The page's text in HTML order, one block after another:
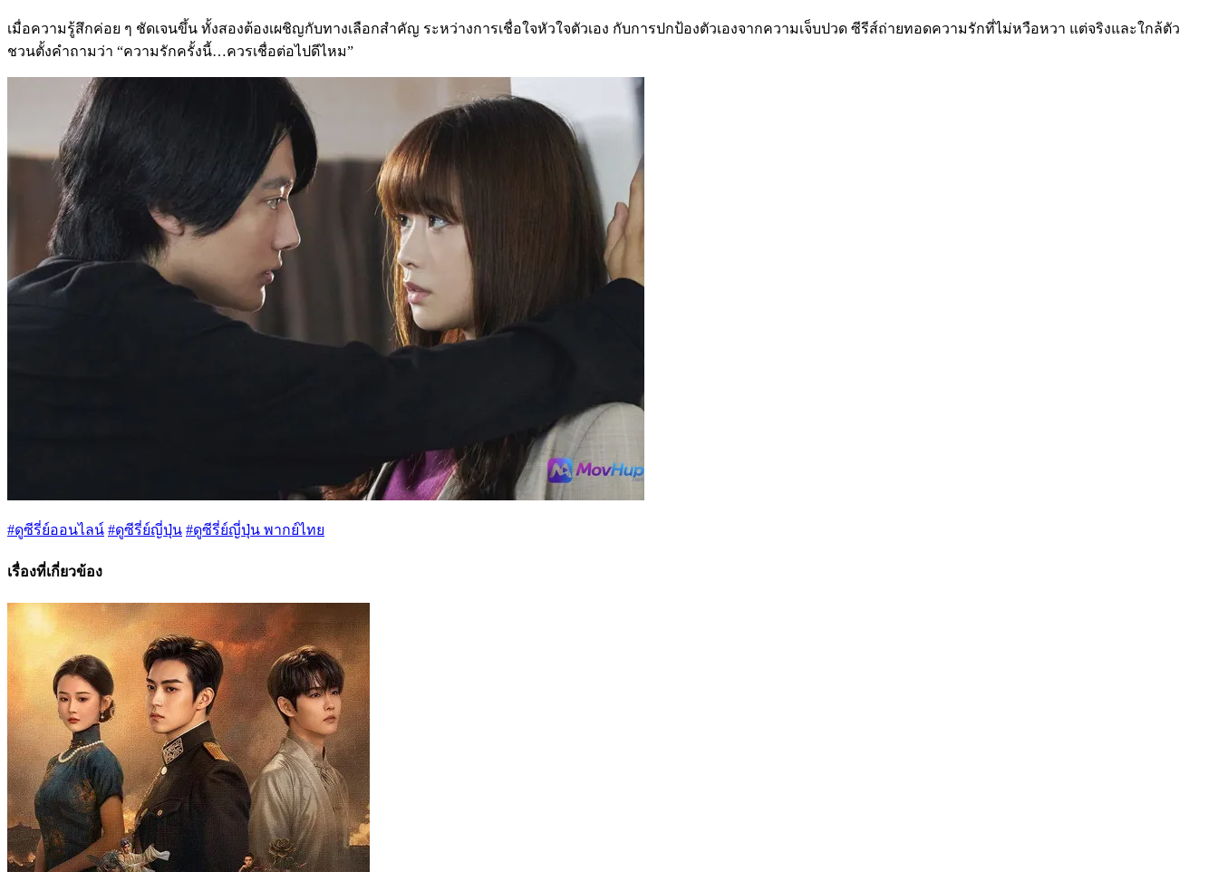
เมื่อความรู้สึกค่อย ๆ ชัดเจนขึ้น ทั้งสองต้องเผชิญกับทางเลือกสำคัญ ระหว่างการเชื่อใจหัวใจตัวเอง กับการปกป้องตัวเองจากความเจ็บปวด ซีรีส์ถ่ายทอดความรักที่ไม่หวือหวา แต่จริงและใกล้ตัว
ชวนตั้งคำถามว่า “ความรักครั้งนี้…ควรเชื่อต่อไปดีไหม”
#ดูซีรี่ย์ออนไลน์ #ดูซีรี่ย์ญี่ปุ่น #ดูซีรี่ย์ญี่ปุ่น พากย์ไทย
เรื่องที่เกี่ยวข้อง